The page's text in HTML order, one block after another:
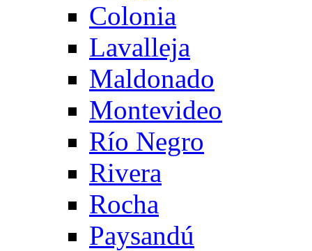
Colonia
Lavalleja
Maldonado
Montevideo
Río Negro
Rivera
Rocha
Paysandú